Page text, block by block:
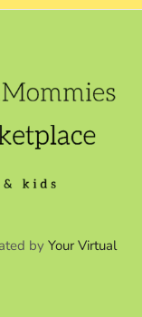
by Your Virtual